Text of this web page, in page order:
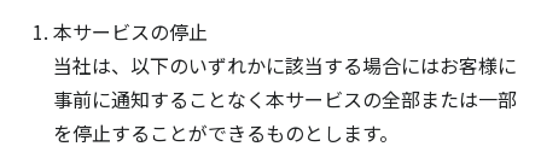
本サービスの停止
当社は、以下のいずれかに該当する場合にはお客様に
事前に通知することなく本サービスの全部または一部
を停止することができるものとします。